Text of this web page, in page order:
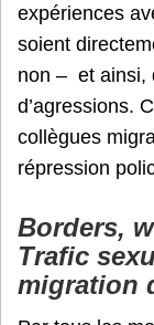
expériences
soient
non – et ainsi,
d’agressions.
collègues
répression
Borders,
Trafic
migration